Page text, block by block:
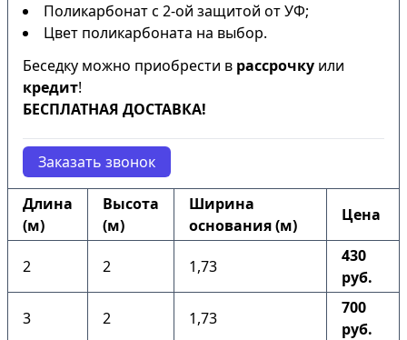
Поликарбонат с 2-ой защитой от УФ;
Цвет поликарбоната на выбор.
Беседку можно приобрести в рассрочку или
кредит!
БЕСПЛАТНАЯ ДОСТАВКА!
Заказать звонок
Длина
(м)
Высота
(м)
Ширина
основания (м)
Цена
2 2 1,73
430
руб.
3 2 1,73
700
руб.